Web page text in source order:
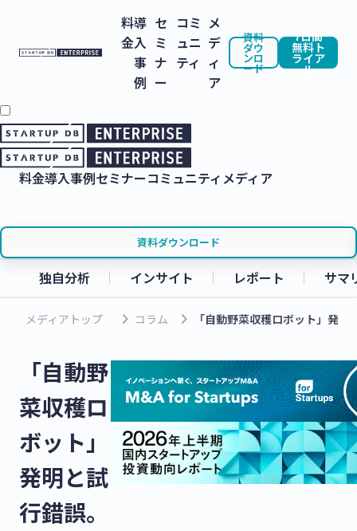
料
金
導
入
事
例
セ
ミ
ナ
ー
コミ
ュニ
ティ
メ
デ
ィ
ア
資料
ダウ
ンロ
ード
7日間
無料ト
ライア
ル
料金導入事例セミナーコミュニティ メディア
資料ダウンロード
独自分析 インサイト レポート サマ
メディアトップ keyboard_arrow_right コラム keyboard_arrow_right 「自動野菜収穫ロボット」発
「自動野
菜収穫ロ
ボット」
発明と試
行錯誤。